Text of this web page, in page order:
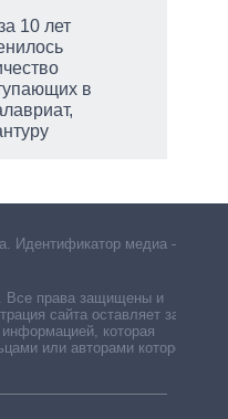
10 лет
в
Идентификатор медиа –
. Все права защищены и
сайта оставляет за
которая
или авторами которой